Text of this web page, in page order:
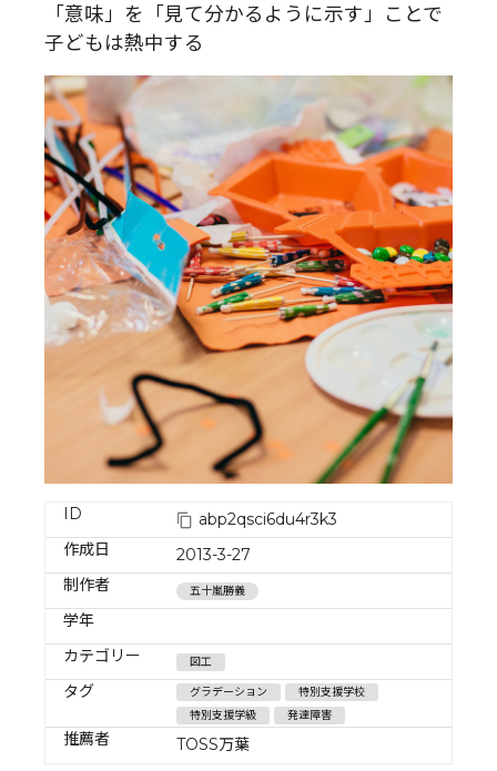
「意味」を「見て分かるように示す」ことで
子どもは熱中する
ID
abp2qsci6du4r3k3
作成日
2013-3-27
制作者
五十嵐勝義
学年
カテゴリー
図工
タグ グラデーション
特別支援学校
特別支援学級
発達障害
推薦者 TOSS万葉